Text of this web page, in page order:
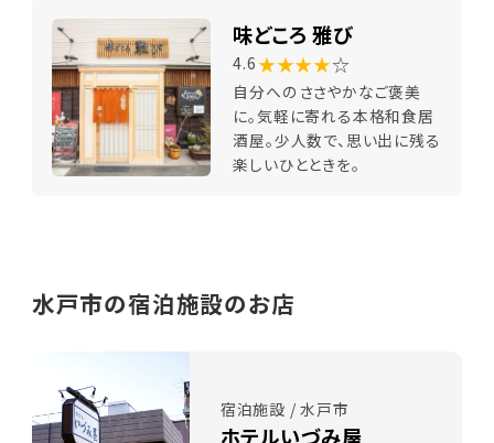
味どころ 雅び
4.6 ★★★★☆
自分へのささやかなご褒美
に。気軽に寄れる本格和食居
酒屋。少人数で、思い出に残る
楽しいひとときを。
水戸市の宿泊施設のお店
宿泊施設 / 水戸市
ホテルいづみ屋